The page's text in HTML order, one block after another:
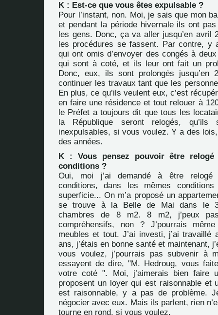
K : Est-ce que vous êtes expulsable ?
Pour l’instant, non. Moi, je sais que mon
et pendant la période hivernale ils ont pas
les gens. Donc, ça va aller jusqu’en avril
les procédures se fassent. Par contre, y
qui ont omis d’envoyer des congés à
qui sont à coté, et ils leur ont fait un
Donc, eux, ils sont prolongés jusqu’en
continuer les travaux tant que les
En plus, ce qu’ils veulent eux, c’est
en faire une résidence et tout relouer à
le Préfet a toujours dit que tous les
la République seront relogés, qu’ils
inexpulsables, si vous voulez. Y a des
des années.
K : Vous pensez pouvoir être relogé
conditions ?
Oui, moi j’ai demandé à être relogé
conditions, dans les mêmes
superficie... On m’a proposé un
se trouve à la Belle de Mai dans le
chambres de 8 m2. 8 m2, j’peux
compréhensifs, non ? J’pourrais
meubles et tout. J’ai investi, j’ai travaillé
ans, j’étais en bonne santé et maintenant,
vous voulez, j’pourrais pas subvenir à
essayent de dire, "M. Hedroug, vous
votre coté ". Moi, j’aimerais bien faire
proposent un loyer qui est raisonnable et
est raisonnable, y a pas de problème.
négocier avec eux. Mais ils parlent, rien
tourne en rond, si vous voulez.